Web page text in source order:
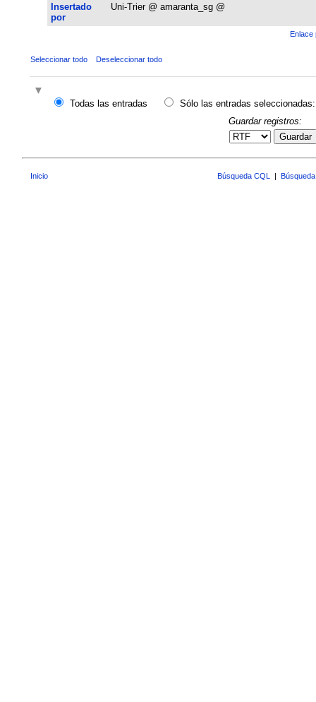
Insertado
por
Uni-Trier @ amaranta_sg @
Enlace
Seleccionar todo Deseleccionar todo
Todas las entradas
Sólo las entradas seleccionadas:
Guardar registros:
Guardar
Inicio Búsqueda CQL